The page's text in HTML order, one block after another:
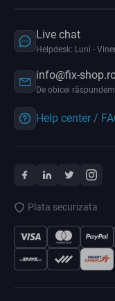
Live chat
Helpdesk: Luni -
info@fix-
De obicei
Help center /
Plata securizata